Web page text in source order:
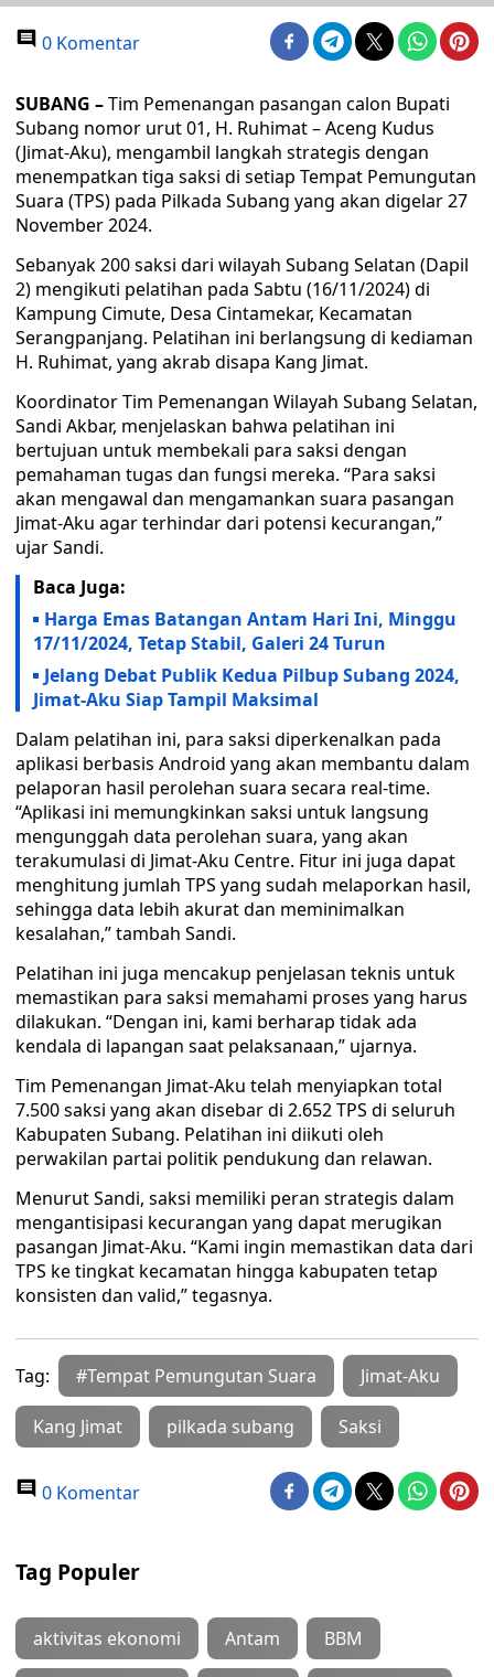
0 Komentar
SUBANG –Tim Pemenangan pasangan calon Bupati
Subang nomor urut 01, H. Ruhimat – Aceng Kudus
(Jimat-Aku), mengambil langkah strategis dengan
menempatkan tiga saksi di setiap Tempat Pemungutan
Suara (TPS) pada Pilkada Subang yang akan digelar 27
November 2024.
Sebanyak 200 saksi dari wilayah Subang Selatan (Dapil
2) mengikuti pelatihan pada Sabtu (16/11/2024) di
Kampung Cimute, Desa Cintamekar, Kecamatan
Serangpanjang. Pelatihan ini berlangsung di kediaman
H. Ruhimat, yang akrab disapa Kang Jimat.
Koordinator Tim Pemenangan Wilayah Subang Selatan,
Sandi Akbar, menjelaskan bahwa pelatihan ini
bertujuan untuk membekali para saksi dengan
pemahaman tugas dan fungsi mereka. “Para saksi
akan mengawal dan mengamankan suara pasangan
Jimat-Aku agar terhindar dari potensi kecurangan,”
ujar Sandi.
Baca Juga:
Harga Emas Batangan Antam Hari Ini, Minggu
17/11/2024, Tetap Stabil, Galeri 24 Turun
Jelang Debat Publik Kedua Pilbup Subang 2024,
Jimat-Aku Siap Tampil Maksimal
Dalam pelatihan ini, para saksi diperkenalkan pada
aplikasi berbasis Android yang akan membantu dalam
pelaporan hasil perolehan suara secara real-time.
“Aplikasi ini memungkinkan saksi untuk langsung
mengunggah data perolehan suara, yang akan
terakumulasi di Jimat-Aku Centre. Fitur ini juga dapat
menghitung jumlah TPS yang sudah melaporkan hasil,
sehingga data lebih akurat dan meminimalkan
kesalahan,” tambah Sandi.
Pelatihan ini juga mencakup penjelasan teknis untuk
memastikan para saksi memahami proses yang harus
dilakukan. “Dengan ini, kami berharap tidak ada
kendala di lapangan saat pelaksanaan,” ujarnya.
Tim Pemenangan Jimat-Aku telah menyiapkan total
7.500 saksi yang akan disebar di 2.652 TPS di seluruh
Kabupaten Subang. Pelatihan ini diikuti oleh
perwakilan partai politik pendukung dan relawan.
Menurut Sandi, saksi memiliki peran strategis dalam
mengantisipasi kecurangan yang dapat merugikan
pasangan Jimat-Aku. “Kami ingin memastikan data dari
TPS ke tingkat kecamatan hingga kabupaten tetap
konsisten dan valid,” tegasnya.
Tag: #Tempat Pemungutan Suara Jimat-Aku
Kang Jimat pilkada subang Saksi
0 Komentar
Tag Populer
aktivitas ekonomi Antam BBM